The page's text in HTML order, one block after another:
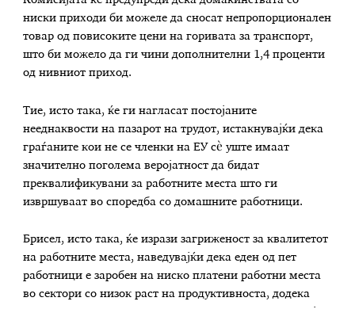
ниски приходи би можеле да сносат непропорционален
товар од повисоките цени на горивата за транспорт,
што би можело да ги чини дополнителни 1,4 проценти
од нивниот приход.
Тие, исто така, ќе ги нагласат постојаните
нееднаквости на пазарот на трудот, истакнувајќи дека
граѓаните кои не се членки на ЕУ сè уште имаат
значително поголема веројатност да бидат
преквалификувани за работните места што ги
извршуваат во споредба со домашните работници.
Брисел, исто така, ќе изрази загриженост за квалитетот
на работните места, наведувајќи дека еден од пет
работници е заробен на ниско платени работни места
во сектори со низок раст на продуктивноста, додека